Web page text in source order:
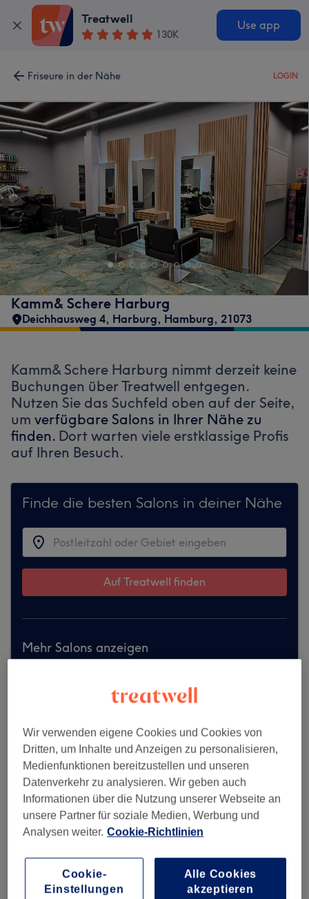
Treatwell
130K
Use app
Friseure in der Nähe LOGIN
Kamm& Schere Harburg
Deichhausweg 4, Harburg, Hamburg, 21073
Kamm& Schere Harburg nimmt derzeit keine
Buchungen über Treatwell entgegen.
Nutzen Sie das Suchfeld oben auf der Seite,
um verfügbare Salons in Ihrer Nähe zu
finden. Dort warten viele erstklassige Profis
auf Ihren Besuch.
Finde die besten Salons in deiner Nähe
Auf Treatwell finden
Mehr Salons anzeigen
Wir verwenden eigene Cookies und Cookies von
Dritten, um Inhalte und Anzeigen zu personalisieren,
Medienfunktionen bereitzustellen und unseren
Datenverkehr zu analysieren. Wir geben auch
Informationen über die Nutzung unserer Webseite an
unsere Partner für soziale Medien, Werbung und
Analysen weiter. Cookie-Richtlinien
Cookie-
Einstellungen
Alle Cookies
akzeptieren